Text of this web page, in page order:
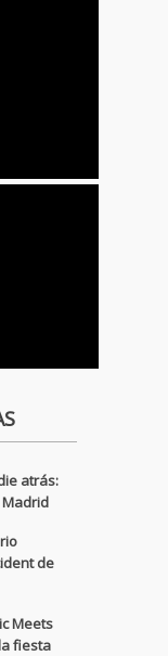
atrás:
de
Meets
fiesta